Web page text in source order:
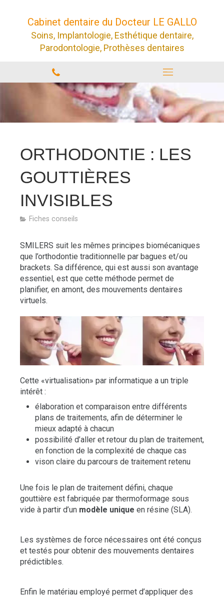
Cabinet dentaire du Docteur LE GALLO
Soins, Implantologie, Esthétique dentaire,
Parodontologie, Prothèses dentaires
ORTHODONTIE : LES
GOUTTIÈRES
INVISIBLES
Fiches conseils
SMILERS suit les mêmes principes biomécaniques
que l’orthodontie traditionnelle par bagues et/ou
brackets. Sa différence, qui est aussi son avantage
essentiel, est que cette méthode permet de
planifier, en amont, des mouvements dentaires
virtuels.
Cette «virtualisation» par informatique a un triple
intérêt :
élaboration et comparaison entre différents
plans de traitements, afin de déterminer le
mieux adapté à chacun
possibilité d’aller et retour du plan de traitement,
en fonction de la complexité de chaque cas
vison claire du parcours de traitement retenu
Une fois le plan de traitement défini, chaque
gouttière est fabriquée par thermoformage sous
vide à partir d’un modèle unique en résine (SLA).
Les systèmes de force nécessaires ont été conçus
et testés pour obtenir des mouvements dentaires
prédictibles.
Enfin le matériau employé permet d’appliquer des